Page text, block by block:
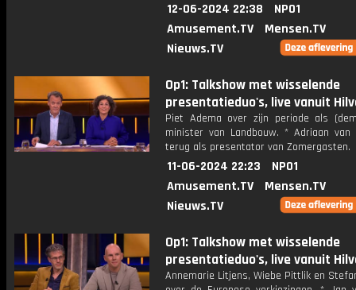
12-06-2024 22:38
NPO1
Amusement.TV
Mensen.TV
Nieuws.TV
Op1: Talkshow met wisselende
presentatieduo's, live vanuit
Piet Adema over zijn periode als
minister van Landbouw. * Adriaan
terug als presentator van Zomergasten.
11-06-2024 22:23
NPO1
Amusement.TV
Mensen.TV
Nieuws.TV
Op1: Talkshow met wisselende
presentatieduo's, live vanuit
Annemarie Litjens, Wiebe Pittlik en